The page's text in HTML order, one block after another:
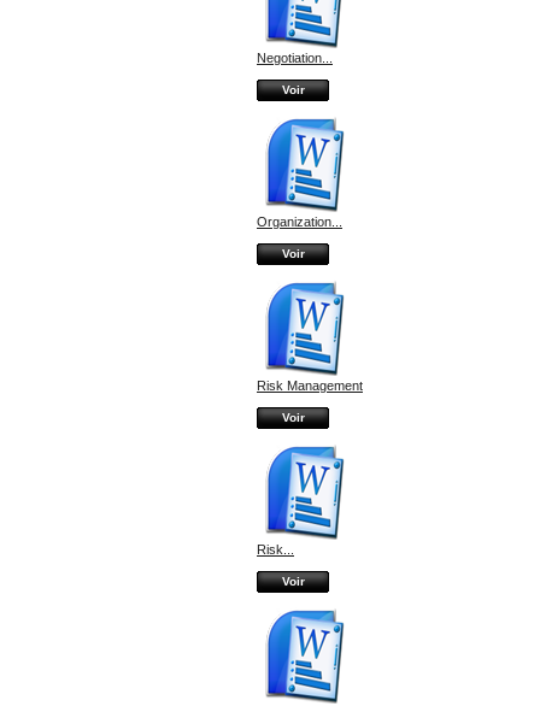
Negotiation...
Voir
Organization...
Voir
Risk Management
Voir
Risk...
Voir